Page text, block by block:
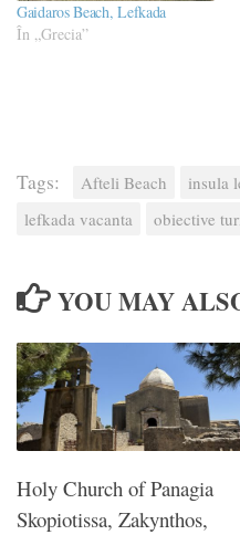
Gaidaros Beach, Lefkada
În „Grecia”
Tags: Afteli Beach insula
lefkada vacanta
obiective
YOU MAY
Holy Church of Panagia
Skopiotissa, Zakynthos,